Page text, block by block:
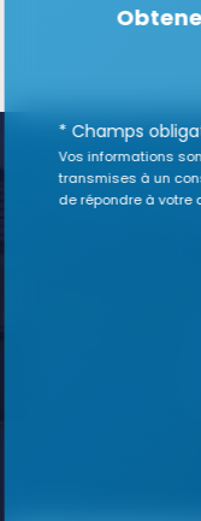
* Champs
Vos informations
transmises à un
de répondre à votre